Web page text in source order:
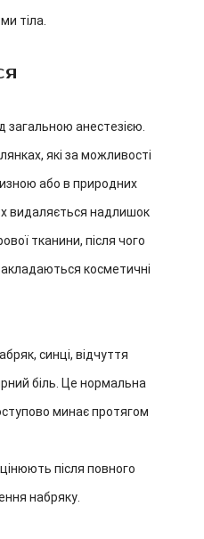
тіла.
загальною анестезією.
які за можливості
або в природних
видаляється надлишок
тканини, після чого
косметичні
синці, відчуття
біль. Це нормальна
минає протягом
після повного
набряку.